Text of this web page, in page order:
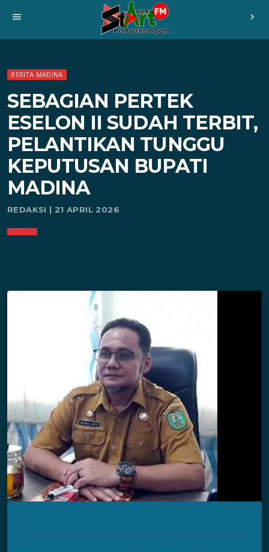
menu chevron_right
BERITA MADINA
SEBAGIAN PERTEK
ESELON II SUDAH TERBIT,
PELANTIKAN TUNGGU
KEPUTUSAN BUPATI
MADINA
REDAKSI | 21 APRIL 2026